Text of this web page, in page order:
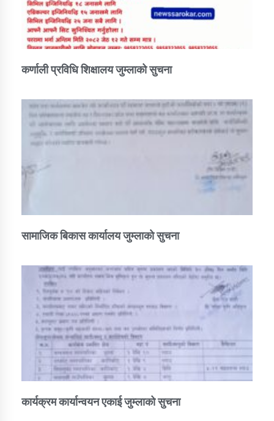
कर्णाली प्रविधि शिक्षालय जुम्लाको सुचना
सामाजिक बिकास कार्यालय जुम्लाकाे सुचना
कार्यक्रम कार्यान्वयन एकाई जुम्लाको सुचना